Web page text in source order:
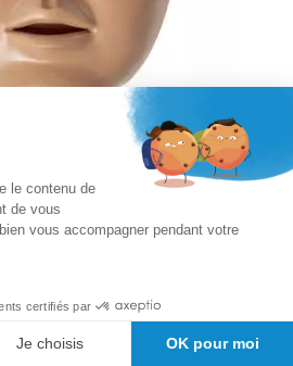
pour mannequin
(lot de 10)
le contenu de
de vous
vous accompagner pendant votre
certifiés par
Je choisis OK pour moi